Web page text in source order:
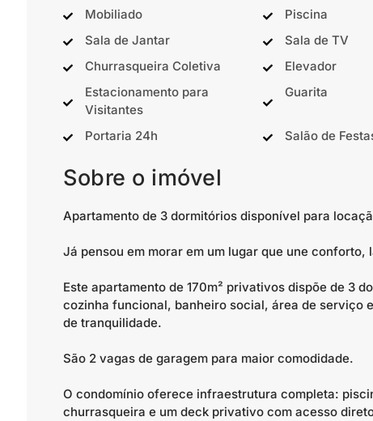
Mobiliado
Piscina
Sala de Jantar
Sala de TV
Churrasqueira Coletiva
Elevador
Estacionamento para
Visitantes
Guarita
Portaria 24h Salão de
Sobre o imóvel
Apartamento de 3 dormitórios disponível para
Já pensou em morar em um lugar que une
Este apartamento de 170m² privativos dispõe de 3
cozinha funcional, banheiro social, área de serviço
de tranquilidade.
São 2 vagas de garagem para maior comodidade.
O condomínio oferece infraestrutura completa:
churrasqueira e um deck privativo com acesso